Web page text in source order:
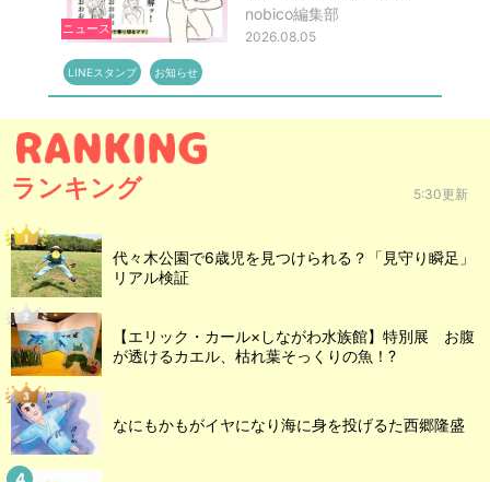
ニュース
nobico編集部
2026.08.05
LINEスタンプ お知らせ
ランキング 5:30更新
代々木公園で6歳児を見つけられる？「見守り瞬足」
リアル検証
【エリック・カール×しながわ水族館】特別展 お腹
が透けるカエル、枯れ葉そっくりの魚！?
なにもかもがイヤになり海に身を投げるた西郷隆盛